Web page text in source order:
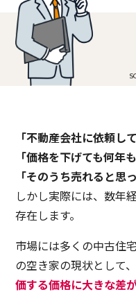
「不動産会社に依頼し
「価格を下げても何年
「そのうち売れると思
しかし実際には、数年
存在します。
市場には多くの中古住
の空き家の現状として、
価する価格に大きな差